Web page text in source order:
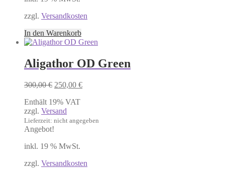
zzgl. Versandkosten
In den Warenkorb
Aligathor OD Green
300,00€ Ursprünglicher
war:
300,00 €
250,00 €Aktueller
Enthält 19% VAT
zzgl. Versand
Lieferzeit: nicht angegeben
Angebot!
inkl. 19 % MwSt.
zzgl. Versandkosten